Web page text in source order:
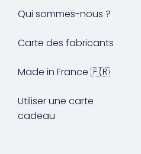
Qui sommes-nous ?
Carte des fabricants
Made in France 🇫🇷
Utiliser une carte
cadeau